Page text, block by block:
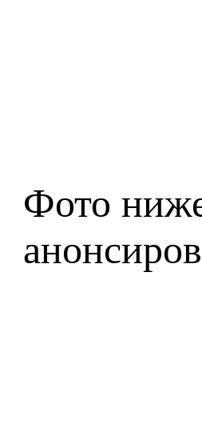
Фото